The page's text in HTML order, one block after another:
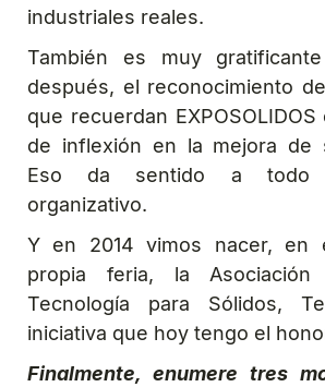
industriales reales.
También es muy
después, el reconocimiento
que recuerdan
de inflexión en la mejora de
Eso da sentido a todo
organizativo.
Y en 2014 vimos nacer, en
propia feria, la Asociación
Tecnología para Sólidos,
iniciativa que hoy tengo el
Finalmente, enumere tres